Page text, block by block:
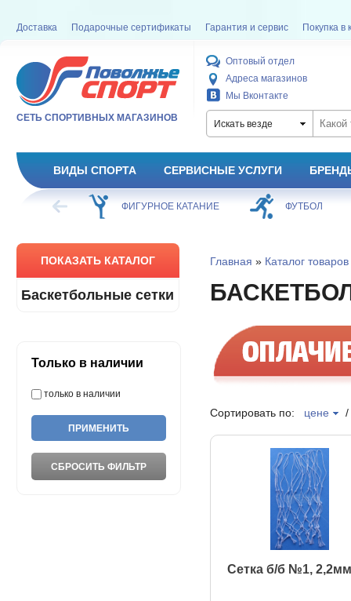
Доставка Подарочные сертификаты Гарантия и сервис Покупка в
СЕТЬ СПОРТИВНЫХ МАГАЗИНОВ
Оптовый отдел
Адреса магазинов
Мы Вконтакте
Искать везде
ВИДЫ СПОРТА СЕРВИСНЫЕ УСЛУГИ
ХОККЕЙ ФИГУРНОЕ КАТАНИЕ ФУТБОЛ
ПОКАЗАТЬ КАТАЛОГ
Баскетбольные сетки
Только в наличии
только в наличии
Главная » Каталог товаров
Сортировать по: цене
Сетка б/б №1,